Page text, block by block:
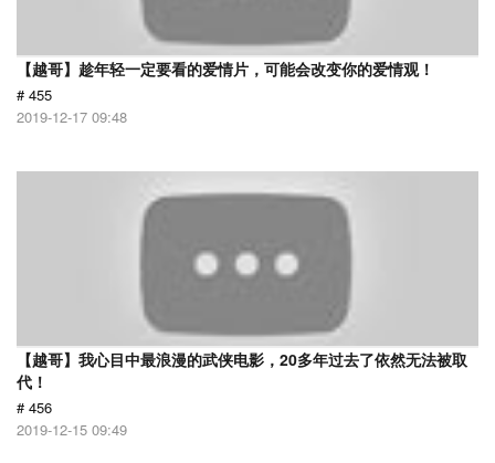
【越哥】趁年轻一定要看的爱情片，可能会改变你的爱情观！
# 455
2019-12-17 09:48
【越哥】我心目中最浪漫的武侠电影，20多年过去了依然无法被取
代！
# 456
2019-12-15 09:49